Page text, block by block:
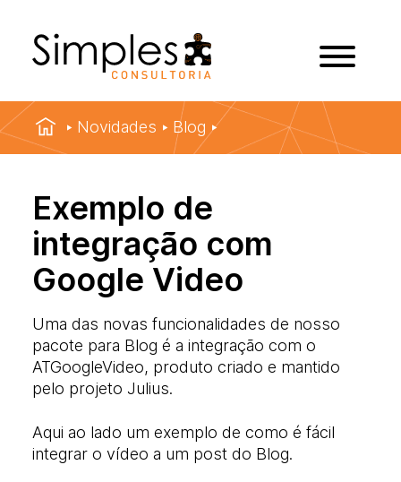
Novidades Blog
Exemplo de
integração com
Google Video
Uma das novas funcionalidades de nosso
pacote para Blog é a integração com o
ATGoogleVideo, produto criado e mantido
pelo projeto Julius.
Aqui ao lado um exemplo de como é fácil
integrar o vídeo a um post do Blog.